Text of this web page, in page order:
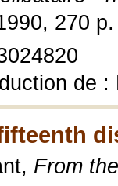
270 p.
de
From